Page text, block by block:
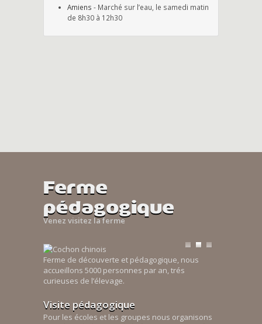
Amiens - Marché sur l’eau, le samedi matin
de 8h30 à 12h30
Ferme
pédagogique
Venez visitez la ferme
Ferme de découverte et pédagogique, nous
accueillons 5000 personnes par an, trés
curieuses de l’élevage.
Visite pédagogique
Pour les écoles et les groupes nous organisons